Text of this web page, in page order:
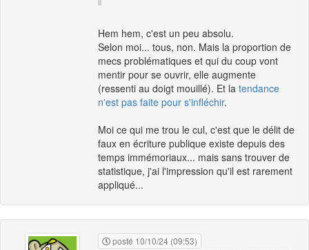
Hem hem, c'est un peu absolu.
Selon moi... tous, non. Mais la proportion de
mecs problématiques et qui du coup vont
mentir pour se ouvrir, elle augmente
(ressenti au doigt mouillé). Et la tendance
n'est pas faite pour s'infléchir.
Moi ce qui me trou le cul, c'est que le délit de
faux en écriture publique existe depuis des
temps immémoriaux... mais sans trouver de
statistique, j'ai l'impression qu'il est rarement
appliqué...
posté 10/10/24 (09:53)